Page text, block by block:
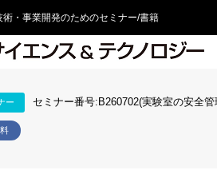
術・事業開発のためのセミナー/書籍
ー セミナー番号:B260702(実験室の安全管